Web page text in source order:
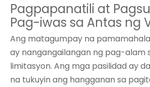
Pagpapanatili at
Pag-iwas sa Antas ng
Ang matagumpay na
ay nangangailangan ng pag-alam
limitasyon. Ang mga pasilidad ay
na tukuyin ang hangganan sa